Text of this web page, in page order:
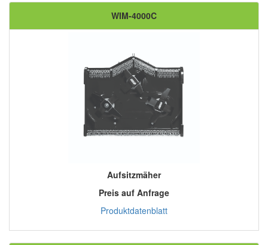
WIM-4000C
Aufsitzmäher
Preis auf Anfrage
Produktdatenblatt